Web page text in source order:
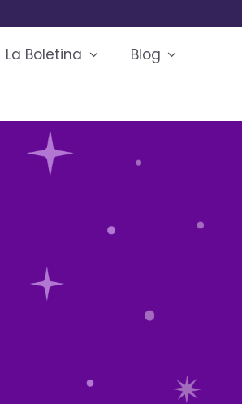
La Boletina
Blog